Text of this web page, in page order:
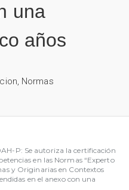
una
años
, Normas
P: Se autoriza la certificación
en las Normas “Experto
y Originarias en Contextos
en el anexo con una